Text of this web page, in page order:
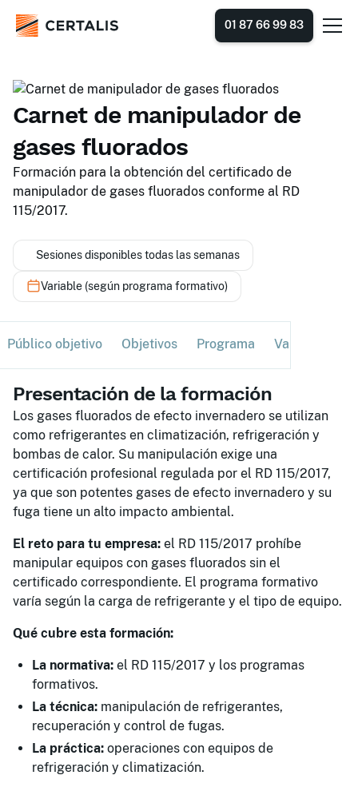
01 87 66 99 83
Carnet de manipulador de
gases fluorados
Formación para la obtención del certificado de
manipulador de gases fluorados conforme al RD
115/2017.
Sesiones disponibles todas las semanas
Variable (según programa formativo)
Público objetivo Objetivos Programa Validación
Presentación de la formación
Los gases fluorados de efecto invernadero se utilizan
como refrigerantes en climatización, refrigeración y
bombas de calor. Su manipulación exige una
certificación profesional regulada por el RD 115/2017,
ya que son potentes gases de efecto invernadero y su
fuga tiene un alto impacto ambiental.
El reto para tu empresa: el RD 115/2017 prohíbe
manipular equipos con gases fluorados sin el
certificado correspondiente. El programa formativo
varía según la carga de refrigerante y el tipo de equipo.
Qué cubre esta formación:
La normativa: el RD 115/2017 y los programas
formativos.
La técnica: manipulación de refrigerantes,
recuperación y control de fugas.
La práctica: operaciones con equipos de
refrigeración y climatización.